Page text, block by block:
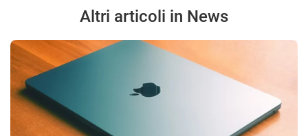
Altri articoli in News